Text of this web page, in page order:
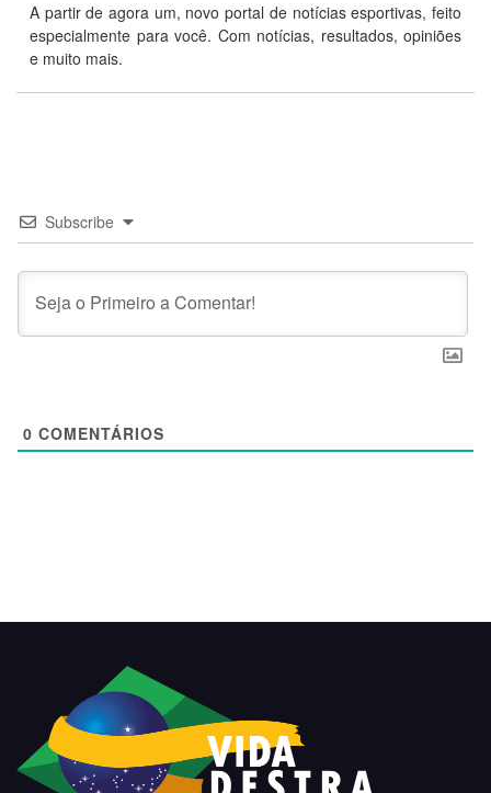
A partir de agora um, novo portal de notícias esportivas, feito
especialmente para você. Com notícias, resultados, opiniões
e muito mais.
Subscribe
0 COMENTÁRIOS